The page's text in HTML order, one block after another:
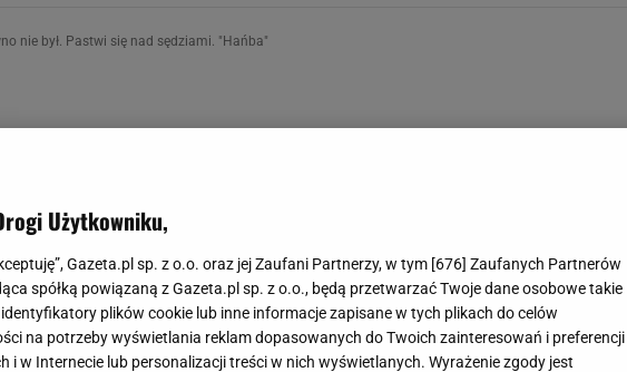
nie był. Pastwi się nad sędziami. "Hańba"
Użytkowniku,
Gazeta.pl sp. z o.o. oraz jej Zaufani Partnerzy, w tym [676] Zaufanych Partnerów
spółką powiązaną z Gazeta.pl sp. z o.o., będą przetwarzać Twoje dane osobowe takie
identyfikatory plików cookie lub inne informacje zapisane w tych plikach do celów
na potrzeby wyświetlania reklam dopasowanych do Twoich zainteresowań i preferencji
i w Internecie lub personalizacji treści w nich wyświetlanych. Wyrażenie zgody jest